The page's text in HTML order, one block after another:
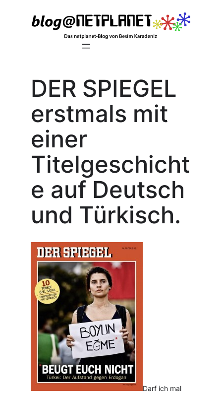
DER SPIEGEL
erstmals mit
einer
Titelgeschicht
e auf Deutsch
und Türkisch.
Darf ich mal